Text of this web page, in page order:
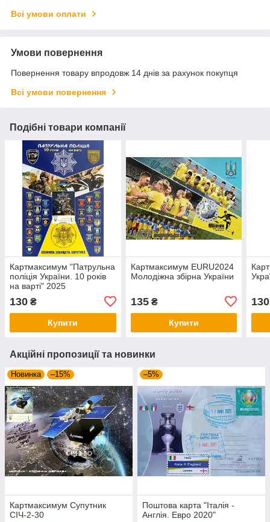
Всі умови оплати
Умови повернення
Повернення товару впродовж 14 днів за рахунок покупця
Всі умови повернення
Подібні товари компанії
Картмаксимум "Патрульна
поліція України. 10 років
на варті" 2025
130 ₴
Купити
Картмаксимум EURU2024
Молодіжна збірна України
135₴
Купити
130
Акційні пропозиції та новинки
Новинка –15%
Картмаксимум Супутник
СІЧ-2-30
–5%
Поштова карта "Італія -
Англія. Евро 2020"